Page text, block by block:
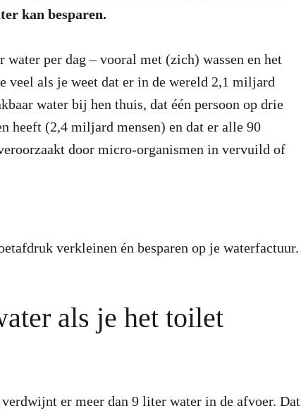
kan besparen.
per dag – vooral met (zich) wassen en het
veel als je weet dat er in de wereld 2,1 miljard
water bij hen thuis, dat één persoon op drie
heeft (2,4 miljard mensen) en dat er alle 90
door micro-organismen in vervuild of
verkleinen én besparen op je waterfactuur.
als je het toilet
er meer dan 9 liter water in de afvoer. Dat